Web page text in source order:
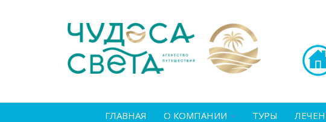
ГЛАВНАЯ О КОМПАНИИ ТУРЫ